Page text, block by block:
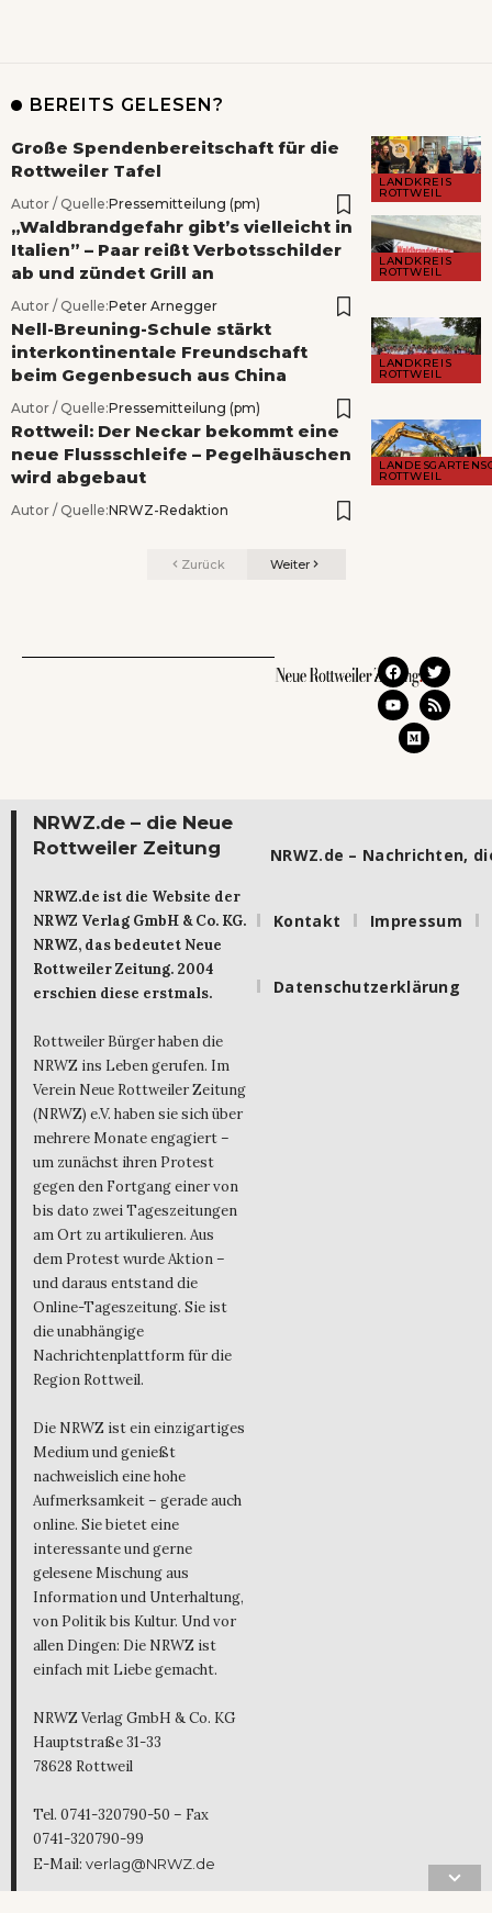
BEREITS GELESEN?
LANDKREIS
ROTTWEIL
Große Spendenbereitschaft für die
Rottweiler Tafel
Autor / Quelle:Pressemitteilung (pm)
LANDKREIS
ROTTWEIL
„Waldbrandgefahr gibt’s vielleicht in
Italien” – Paar reißt Verbotsschilder
ab und zündet Grill an
Autor / Quelle:Peter Arnegger
LANDKREIS
ROTTWEIL
Nell-Breuning-Schule stärkt
interkontinentale Freundschaft
beim Gegenbesuch aus China
Autor / Quelle:Pressemitteilung (pm)
ROTTWEIL
Rottweil: Der Neckar bekommt eine
neue Flussschleife – Pegelhäuschen
wird abgebaut
Autor / Quelle:NRWZ-Redaktion
Zurück Weiter
NRWZ.de – die Neue
Rottweiler Zeitung
NRWZ.de ist die Website der
NRWZ Verlag GmbH & Co. KG.
NRWZ, das bedeutet Neue
Rottweiler Zeitung. 2004
erschien diese erstmals.
Rottweiler Bürger haben die
NRWZ ins Leben gerufen. Im
Verein Neue Rottweiler Zeitung
(NRWZ) e.V. haben sie sich über
mehrere Monate engagiert –
um zunächst ihren Protest
gegen den Fortgang einer von
bis dato zwei Tageszeitungen
am Ort zu artikulieren. Aus
dem Protest wurde Aktion –
und daraus entstand die
Online-Tageszeitung. Sie ist
die unabhängige
Nachrichtenplattform für die
Region Rottweil.
Die NRWZ ist ein einzigartiges
Medium und genießt
nachweislich eine hohe
Aufmerksamkeit – gerade auch
online. Sie bietet eine
interessante und gerne
gelesene Mischung aus
Information und Unterhaltung,
von Politik bis Kultur. Und vor
allen Dingen: Die NRWZ ist
einfach mit Liebe gemacht.
NRWZ Verlag GmbH & Co. KG
Hauptstraße 31-33
78628 Rottweil
Tel. 0741-320790-50 – Fax
0741-320790-99
E-Mail: verlag@NRWZ.de
NRWZ.de – Nachrichten,
Kontakt Impressum
Datenschutzerklärung